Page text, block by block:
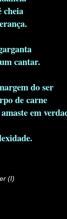
cheia
cantar.
do ser
de carne
em
(I)